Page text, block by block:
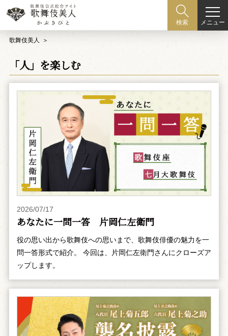
検索 メニュー
歌舞伎美人
「人」を楽しむ
2026/07/17
あなたに一問一答 片岡仁左衛門
役の思い出から歌舞伎への思いまで、歌舞伎俳優の魅力を一
問一答形式で紹介。 今回は、片岡仁左衛門さんにクローズア
ップします。